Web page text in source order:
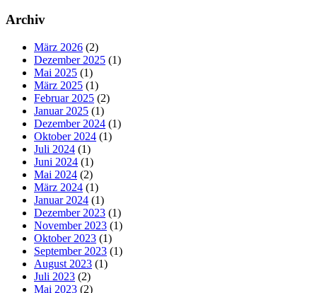
Archiv
März 2026 (2)
Dezember 2025 (1)
Mai 2025 (1)
März 2025 (1)
Februar 2025 (2)
Januar 2025 (1)
Dezember 2024 (1)
Oktober 2024 (1)
Juli 2024 (1)
Juni 2024 (1)
Mai 2024 (2)
März 2024 (1)
Januar 2024 (1)
Dezember 2023 (1)
November 2023 (1)
Oktober 2023 (1)
September 2023 (1)
August 2023 (1)
Juli 2023 (2)
Mai 2023 (2)